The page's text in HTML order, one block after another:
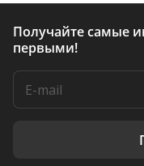
Получайте самые
первыми!